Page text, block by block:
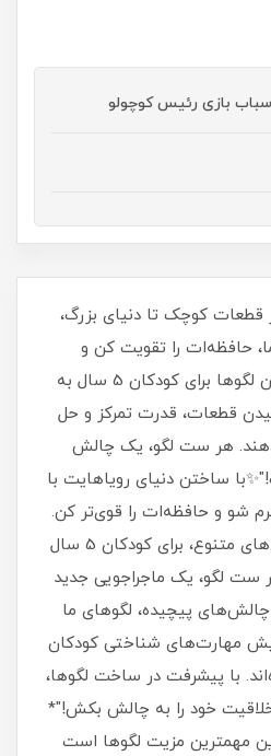
بازی رئیس کوچولو
قطعات کوچک تا دنیای بزرگ،
حافظه‌ات را تقویت کن و
خلاقیتت را شکوفا کن! این لگوها برای کودکان 5 سال به
قطعات، قدرت تمرکز و حل
هر ست لگو، یک چالش
ساختن دنیای رویاهایت با
شو و حافظه‌ات را قوی‌تر کن.
این لگوهای جذاب با طرح‌های متنوع، برای کودکان 5 سال
ست لگو، یک ماجراجویی جدید
پیچیده، لگوهای ما
مهارت‌های شناختی کودکان
با پیشرفت در ساخت لگوها،
خود را به چالش بکش!"*
مهمترین مزیت لگوها است